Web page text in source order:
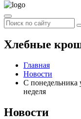
Хлебные
Главная
Новости
С понедельника
неделя
Новости